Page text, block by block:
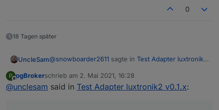
0
18 Tagen später
UncleSam@snowboarder2611 sagte in Test Adapter luxtronik2
wie geht es eigentlich mit den sehr vielen
P
Offline
pgBrokerschrieb am 2. Mai 2021, 16:28
zuletzt editiert von
@unclesam said in Test Adapter luxtronik2 v0.1.x: